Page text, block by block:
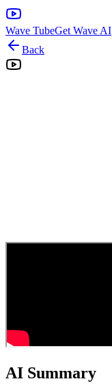
Wave TubeGet Wave AI
Back
AI Summary